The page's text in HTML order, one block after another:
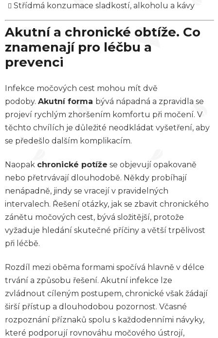
Střídmá konzumace sladkostí, alkoholu a kávy
Akutní a chronické obtíže. Co
znamenají pro léčbu a
prevenci
Infekce močových cest mohou mít dvě
podoby. Akutní forma bývá nápadná a zpravidla se
projeví rychlým zhoršením komfortu při močení. V
těchto chvílích je důležité neodkládat vyšetření, aby
se předešlo dalším komplikacím.
Naopak chronické potíže se objevují opakovaně
nebo přetrvávají dlouhodobě. Někdy probíhají
nenápadně, jindy se vracejí v pravidelných
intervalech. Řešení otázky, jak se zbavit chronického
zánětu močových cest, bývá složitější, protože
vyžaduje hledání skutečné příčiny a větší trpělivost
při léčbě.
Rozdíl mezi oběma formami spočívá hlavně v délce
trvání a způsobu řešení. Akutní infekce lze
zvládnout cíleným postupem, chronické však žádají
širší přístup a dlouhodobou pozornost. Včasné
rozpoznání příznaků spolu s každodenními návyky,
které podporují rovnováhu močového ústrojí,